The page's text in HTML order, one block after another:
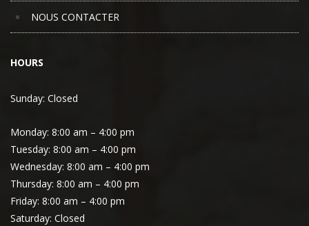
NOUS CONTACTER
HOURS
Sunday: Closed
Monday: 8:00 am – 4:00 pm
Tuesday: 8:00 am – 4:00 pm
Wednesday: 8:00 am – 4:00 pm
Thursday: 8:00 am – 4:00 pm
Friday: 8:00 am – 4:00 pm
Saturday: Closed